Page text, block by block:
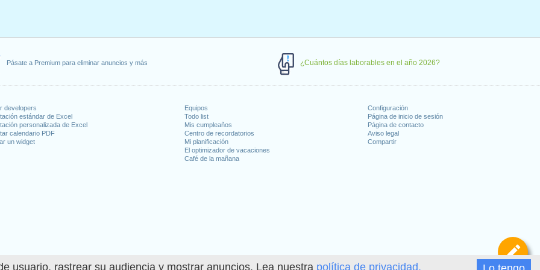
usuario, rastrear su audiencia y mostrar anuncios. Lea nuestra política de privacidad.
Pásate a Premium para eliminar anuncios y más ¿Cuántos días laborables en el año 2026?
developers
estándar de Excel
personalizada de Excel
calendario PDF
un widget
Equipos
Todo list
Mis cumpleaños
Centro de recordatorios
Mi planificación
El optimizador de vacaciones
Café de la mañana
Configuración
Página de inicio de sesión
Página de contacto
Aviso legal
Compartir
2020
2020
26, 2020
25, 2020
fin de semana